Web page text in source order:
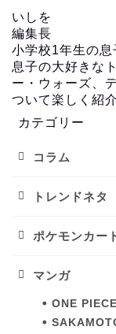
いしを
編集長
小学校1年生の息
息子の大好きな
ー・ウォーズ、
ついて楽しく紹
カテゴリー
コラム
トレンドネタ
ポケモンカー
マンガ
ONE PIECE